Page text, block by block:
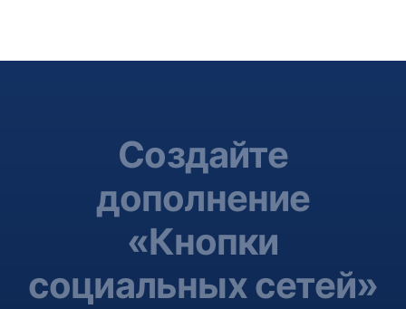
Создайте
дополнение
«Кнопки
социальных сетей»